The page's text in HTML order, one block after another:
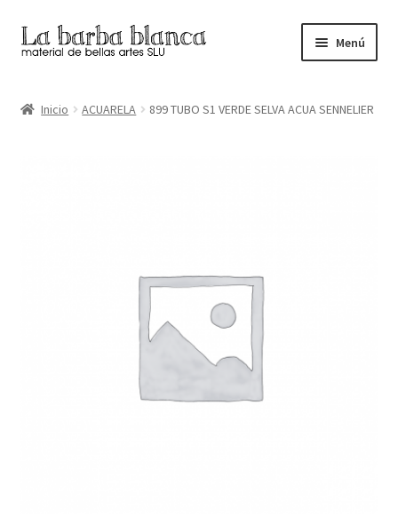
Ir
a
navegación
Ir
al
Menú
Inicio ACUARELA 899 TUBO S1 VERDE SELVA ACUA SENNELIER